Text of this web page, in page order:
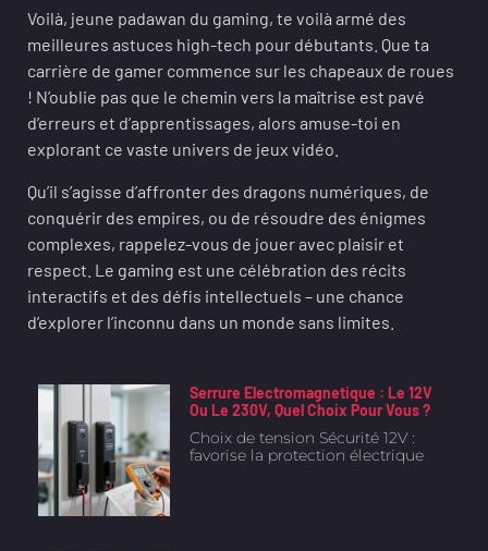
Voilà, jeune padawan du gaming, te voilà armé des
meilleures astuces high-tech pour débutants. Que ta
carrière de gamer commence sur les chapeaux de roues
! N’oublie pas que le chemin vers la maîtrise est pavé
d’erreurs et d’apprentissages, alors amuse-toi en
explorant ce vaste univers de jeux vidéo.
Qu’il s’agisse d’affronter des dragons numériques, de
conquérir des empires, ou de résoudre des énigmes
complexes, rappelez-vous de jouer avec plaisir et
respect. Le gaming est une célébration des récits
interactifs et des défis intellectuels – une chance
d’explorer l’inconnu dans un monde sans limites.
Serrure Electromagnetique : Le 12V
Ou Le 230V, Quel Choix Pour Vous ?
Choix de tension Sécurité 12V :
favorise la protection électrique